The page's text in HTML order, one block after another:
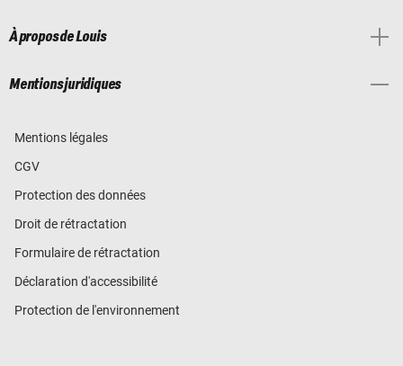
À propos de Louis
Mentions juridiques
Mentions légales
CGV
Protection des données
Droit de rétractation
Formulaire de rétractation
Déclaration d'accessibilité
Protection de l'environnement